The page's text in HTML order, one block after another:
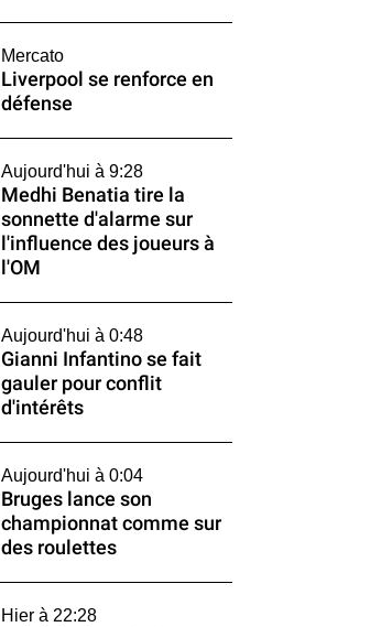
Mercato
Liverpool se renforce en
défense
Aujourd'hui à 9:28
Medhi Benatia tire la
sonnette d'alarme sur
l'influence des joueurs à
l'OM
Aujourd'hui à 0:48
Gianni Infantino se fait
gauler pour conflit
d'intérêts
Aujourd'hui à 0:04
Bruges lance son
championnat comme sur
des roulettes
Hier à 22:28